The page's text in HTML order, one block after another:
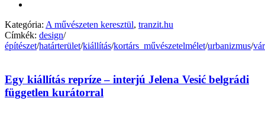
Kategória: A művészeten keresztül, tranzit.hu
Címkék: design/
építészet/határterület/kiállítás/kortárs_művészetelmélet/urbanizmus/
Egy kiállítás repríze – interjú Jelena Vesić belgrádi
független kurátorral